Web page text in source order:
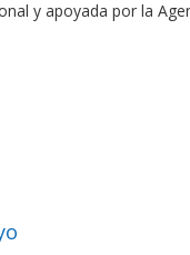
y apoyada por la